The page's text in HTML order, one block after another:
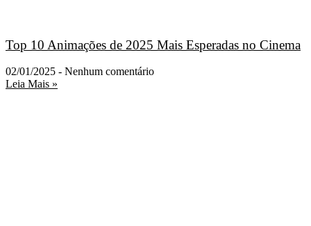
Top 10 Animações de 2025 Mais Esperadas no Cinema
02/01/2025
Nenhum comentário
Leia Mais »